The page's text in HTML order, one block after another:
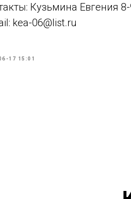
Кузьмина Евгения
kea-06@list.ru
17 15:01